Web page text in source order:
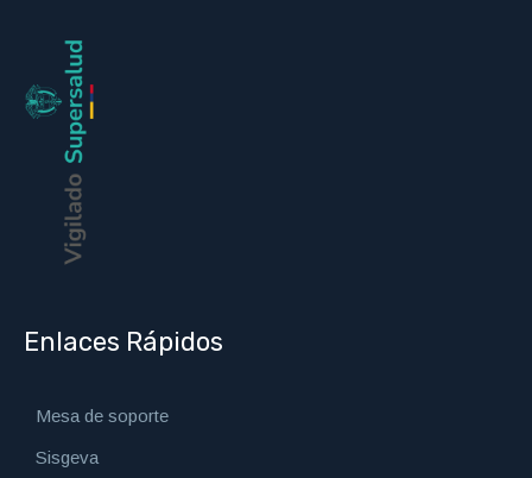
Enlaces Rápidos
Mesa de soporte
Sisgeva